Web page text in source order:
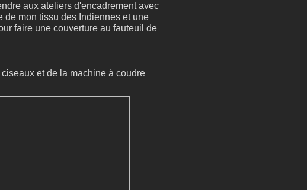
aux ateliers d'encadrement avec
de mon tissu des Indiennes et une
faire une couverture au fauteuil de
et de la machine à coudre